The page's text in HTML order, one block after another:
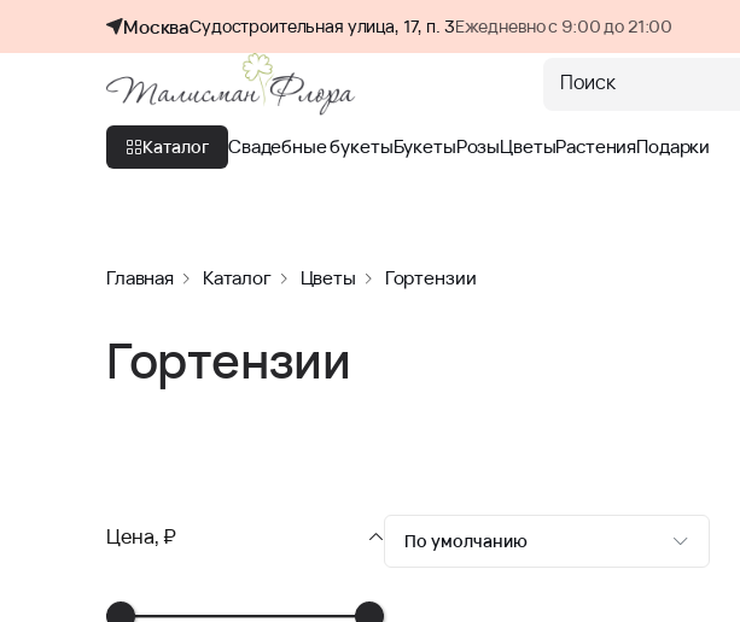
МоскваСудостроительная улица, 17, п. 3Ежедневно с 9:00 до 21:00
Поиск
Каталог Свадебные букетыБукетыРозыЦветыРастенияПодарки
Главная Каталог Цветы Гортензии
Гортензии
Цена, ₽ По умолчанию